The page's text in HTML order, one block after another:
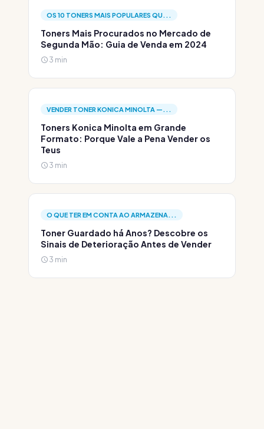
OS 10 TONERS MAIS POPULARES QU...
Toners Mais Procurados no Mercado de
Segunda Mão: Guia de Venda em 2024
3 min
VENDER TONER KONICA MINOLTA —...
Toners Konica Minolta em Grande
Formato: Porque Vale a Pena Vender os
Teus
3 min
O QUE TER EM CONTA AO ARMAZENA...
Toner Guardado há Anos? Descobre os
Sinais de Deterioração Antes de Vender
3 min